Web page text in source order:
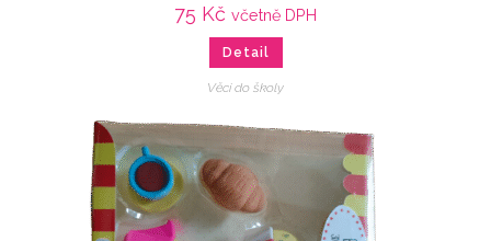
75 Kč včetně DPH
Detail
Věci do školy